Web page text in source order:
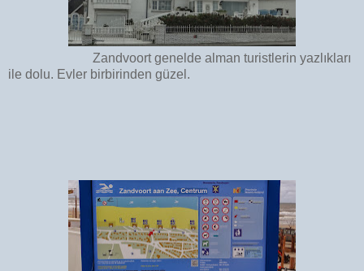
Zandvoort genelde alman turistlerin yazlıkları
ile dolu. Evler birbirinden güzel.